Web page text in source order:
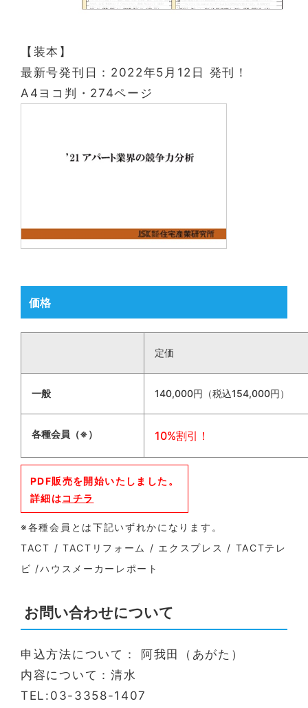
【装本】
最新号発刊日：2022年5月12日 発刊！
A4ヨコ判・274ページ
価格
定価
一般 140,000円（税込154,000円）
各種会員（※） 10%割引！
PDF販売を開始いたしました。
詳細はコチラ
※各種会員とは下記いずれかになります。
TACT / TACTリフォーム / エクスプレス / TACTテレ
ビ /ハウスメーカーレポート
お問い合わせについて
申込方法について： 阿我田（あがた）
内容について：清水
TEL:03-3358-1407